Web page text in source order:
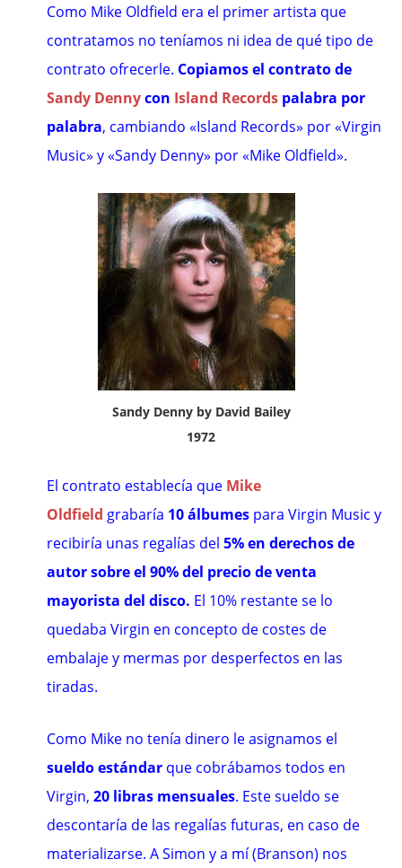
Como Mike Oldfield era el primer artista que
contratamos no teníamos ni idea de qué tipo de
contrato ofrecerle. Copiamos el contrato de
Sandy Dennycon Island Records palabra por
palabra, cambiando «Island Records» por «Virgin
Music» y «Sandy Denny» por «Mike Oldfield».
Sandy Denny by David Bailey
1972
El contrato establecía que Mike
Oldfield grabaría 10 álbumes para Virgin Music y
recibiría unas regalías del5% en derechos de
autorsobre el 90% del precio de venta
mayorista del disco. El 10% restante se lo
quedaba Virgin en concepto de costes de
embalaje y mermas por desperfectos en las
tiradas.
Como Mike no tenía dinero le asignamos el
sueldo estándar que cobrábamos todos en
Virgin,20 libras mensuales. Este sueldo se
descontaría de las regalías futuras, en caso de
materializarse. A Simon y a mí (Branson) nos